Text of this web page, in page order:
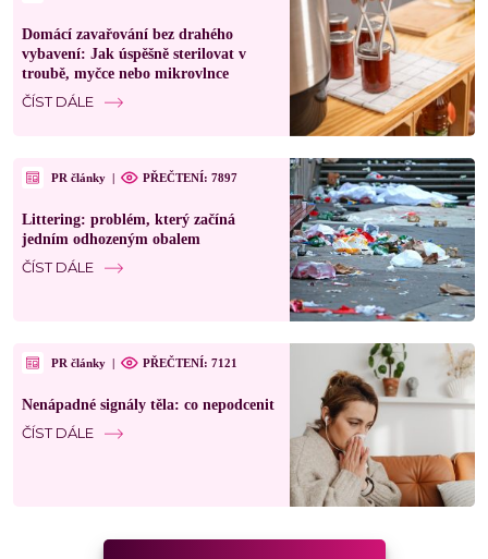
Domácí zavařování bez drahého
vybavení: Jak úspěšně sterilovat v
troubě, myčce nebo mikrovlnce
ČÍST DÁLE
PR články | PŘEČTENÍ: 7897
Littering: problém, který začíná
jedním odhozeným obalem
ČÍST DÁLE
PR články | PŘEČTENÍ: 7121
Nenápadné signály těla: co nepodcenit
ČÍST DÁLE